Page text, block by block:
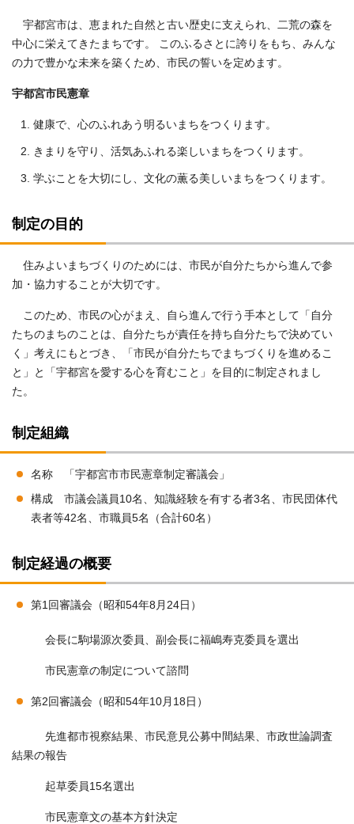
宇都宮市は、恵まれた自然と古い歴史に支えられ、二荒の森を
中心に栄えてきたまちです。 このふるさとに誇りをもち、みんな
の力で豊かな未来を築くため、市民の誓いを定めます。
宇都宮市民憲章
健康で、心のふれあう明るいまちをつくります。
きまりを守り、活気あふれる楽しいまちをつくります。
学ぶことを大切にし、文化の薫る美しいまちをつくります。
制定の目的
住みよいまちづくりのためには、市民が自分たちから進んで参
加・協力することが大切です。
このため、市民の心がまえ、自ら進んで行う手本として「自分
たちのまちのことは、自分たちが責任を持ち自分たちで決めてい
く」考えにもとづき、「市民が自分たちでまちづくりを進めるこ
と」と「宇都宮を愛する心を育むこと」を目的に制定されまし
た。
制定組織
名称 「宇都宮市市民憲章制定審議会」
構成 市議会議員10名、知識経験を有する者3名、市民団体代
表者等42名、市職員5名（合計60名）
制定経過の概要
第1回審議会（昭和54年8月24日）
会長に駒場源次委員、副会長に福嶋寿克委員を選出
市民憲章の制定について諮問
第2回審議会（昭和54年10月18日）
先進都市視察結果、市民意見公募中間結果、市政世論調査
結果の報告
起草委員15名選出
市民憲章文の基本方針決定